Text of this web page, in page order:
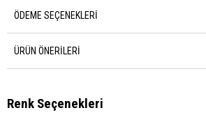
ÖDEME SEÇENEKLERI
ÜRÜN ÖNERILERI
Renk Seçenekleri